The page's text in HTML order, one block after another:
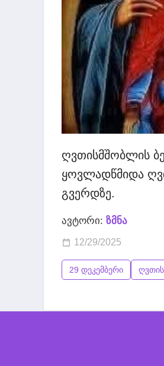
ღვთისმშობლის
ყოვლადწმიდა
გვერდზე.
ავტორი: ზმნა
12/29/2025
29 დეკემბერი